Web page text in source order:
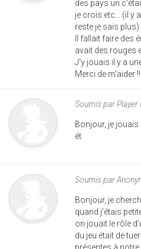
des pays un
je crois etc... (il y
reste je sais plus)
Il fallait faire des
avait des rouges
J'y jouais il y a
Merci de m'aider
Soumis parPlayer
Bonjour, je jouais
ét
Soumis par
Bonjour, je
quand j’étais
on jouait le rôle
du jeu était de